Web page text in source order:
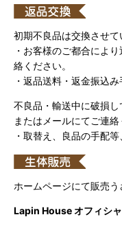
初期不良品は交換させて
・お客様のご都合によ
絡ください。
・返品送料・返金振込
不良品・輸送中に破損
またはメールにてご連絡
・取替え、良品の手配
ホームページにて販売う
Lapin House オフィシ